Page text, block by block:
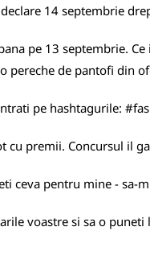
14 septembrie
pe 13 septembrie.
pereche de pantofi din
pe hashtagurile:
cu premii. Concursul il
ceva pentru mine - sa-
voastre si sa o